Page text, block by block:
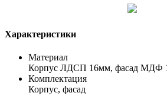
Характеристики
Материал
Корпус ЛДСП 16мм, фасад МДФ
Комплектация
Корпус, фасад